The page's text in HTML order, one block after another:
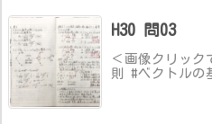
H30 問03
＜画像クリック
則 #ベクトルの